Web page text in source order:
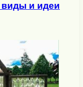
виды и идеи